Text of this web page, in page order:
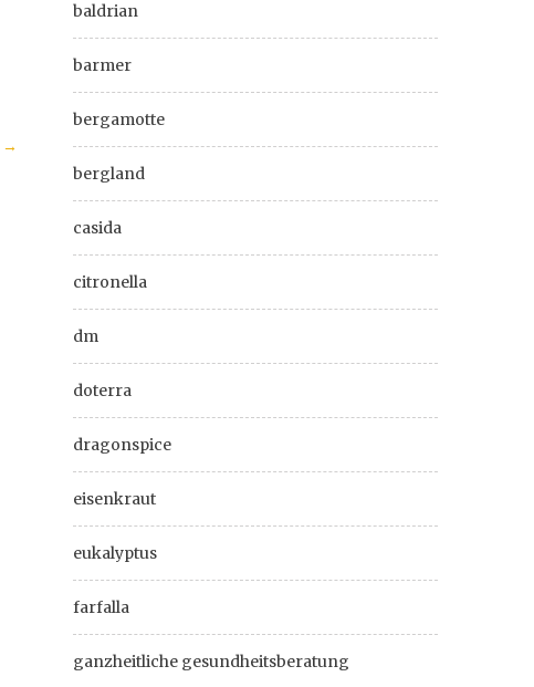
→
baldrian
barmer
bergamotte
bergland
casida
citronella
dm
doterra
dragonspice
eisenkraut
eukalyptus
farfalla
ganzheitliche gesundheitsberatung